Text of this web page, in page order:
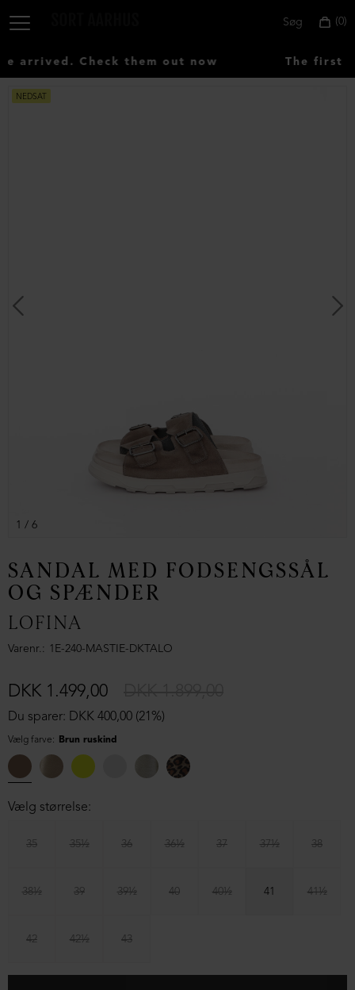
0
Søg
arrived. Check them out now The first
NEDSAT
1 / 6
SANDAL MED FODSENGSSÅL
OG SPÆNDER
LOFINA
Varenr. 1E-240-MASTIE-DKTALO
Du sparer: DKK 400,00 (21%)
DKK 1.499,00
Vælg farve: Brun ruskind
Vælg størrelse:
35 35½ 36 36½ 37 37½ 38
38½ 39 39½ 40 40½ 41 41½
42 42½ 43